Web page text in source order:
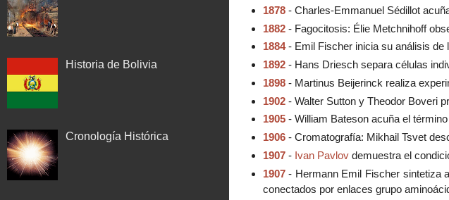
1878- Charles-Emmanuel Sédillot
1882- Fagocitosis: Élie Metchnihoff
1884- Emil Fischer inicia su análisis de
1892- Hans Driesch separa células
1898- Martinus Beijerinck realiza
1902- Walter Sutton y Theodor Boveri
1905- William Bateson acuña el
1906- Cromatografía: Mikhail Tsvet
1907- Ivan Pavlovdemuestra el
1907- Hermann Emil Fischer sintetiza
conectados por enlaces grupo
Historia de Bolivia
Cronología Histórica